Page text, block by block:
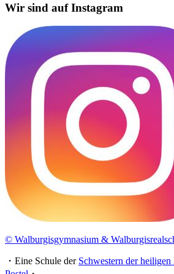
Wir sind auf Instagram
© Walburgisgymnasium &
・Eine Schule der Schwestern der